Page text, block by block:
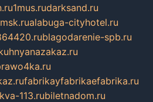
1mus.rudarksand.ru
alabuga-cityhotel.ru
blagodarenie-spb.ru
fabrikayfabrikaefabrika.ru
113.rubiletnadom.ru